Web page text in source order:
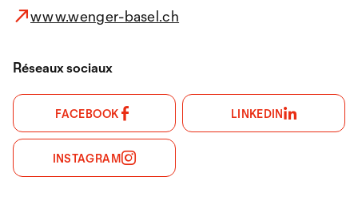
www.wenger-basel.ch
Réseaux sociaux
FACEBOOK LINKEDIN
INSTAGRAM